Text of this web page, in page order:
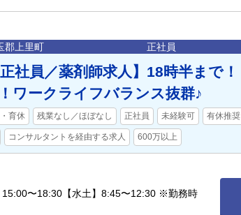
郡上里町 正社員
社員／薬剤師求人】18時半まで！
ワークライフバランス抜群♪
育休 残業なし／ほぼなし 正社員 未経験可 有休推奨
コンサルタントを経由する求人 600万以上
15:00〜18:30【水土】8:45〜12:30 ※勤務時